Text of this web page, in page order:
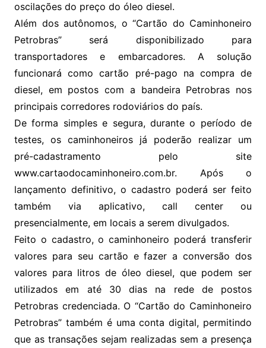
oscilações do preço do óleo diesel.
Além dos autônomos, o “Cartão do Caminhoneiro
Petrobras” será disponibilizado para
transportadores e embarcadores. A solução
funcionará como cartão pré-pago na compra de
diesel, em postos com a bandeira Petrobras nos
principais corredores rodoviários do país.
De forma simples e segura, durante o período de
testes, os caminhoneiros já poderão realizar um
pré-cadastramento pelo site
www.cartaodocaminhoneiro.com.br. Após o
lançamento definitivo, o cadastro poderá ser feito
também via aplicativo, call center ou
presencialmente, em locais a serem divulgados.
Feito o cadastro, o caminhoneiro poderá transferir
valores para seu cartão e fazer a conversão dos
valores para litros de óleo diesel, que podem ser
utilizados em até 30 dias na rede de postos
Petrobras credenciada. O “Cartão do Caminhoneiro
Petrobras” também é uma conta digital, permitindo
que as transações sejam realizadas sem a presença